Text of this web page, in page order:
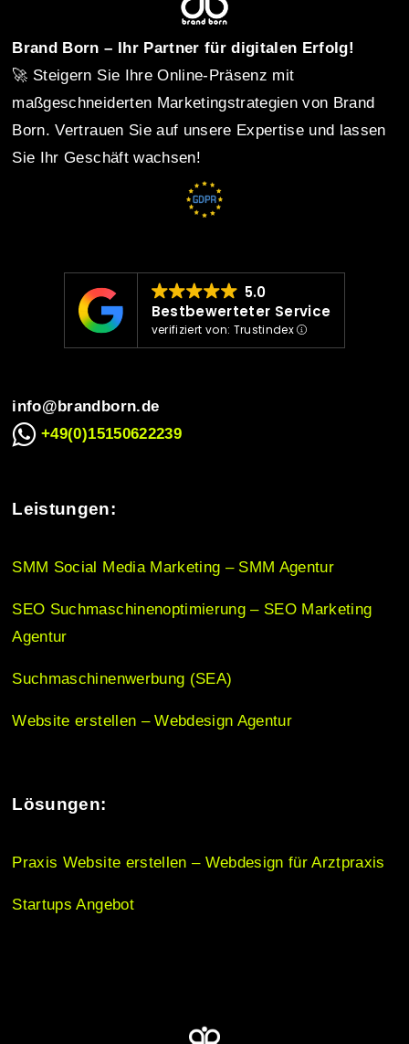
t
n
a
a
t
i
o
n
Brand Born – Ihr Partner für digitalen Erfolg!
🚀 Steigern Sie Ihre Online-Präsenz mit
maßgeschneiderten Marketingstrategien von Brand
Born. Vertrauen Sie auf unsere Expertise und lassen
Sie Ihr Geschäft wachsen!
5.0
Bestbewerteter Service
verifiziert von: Trustindex
info@brandborn.de
+49(0)15150622239
Leistungen:
SMM Social Media Marketing – SMM Agentur
SEO Suchmaschinenoptimierung – SEO Marketing
Agentur
Suchmaschinenwerbung (SEA)
Website erstellen – Webdesign Agentur
Lösungen:
Praxis Website erstellen – Webdesign für Arztpraxis
Startups Angebot